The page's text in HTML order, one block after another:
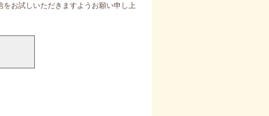
お試しいただきますようお願い申し上